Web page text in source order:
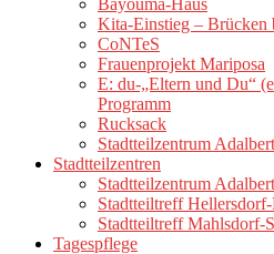
Bayouma-Haus
Kita-Einstieg – Brücken
CoNTeS
Frauenprojekt Mariposa
E: du-„Eltern und Du“
Programm
Rucksack
Stadtteilzentrum
Stadtteilzentren
Stadtteilzentrum
Stadtteiltreff
Stadtteiltreff Mahlsdorf-
Tagespflege